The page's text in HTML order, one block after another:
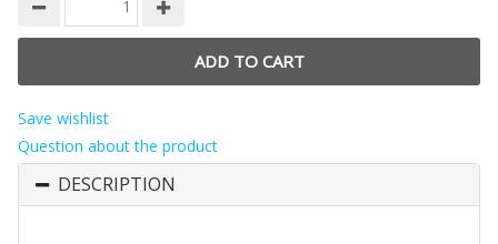
Save wishlist
Question about the product
DESCRIPTION